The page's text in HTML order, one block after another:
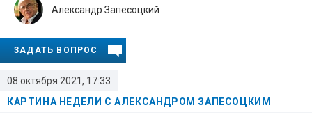
08 октября 2021, 17:33
КАРТИНА НЕДЕЛИ С АЛЕКСАНДРОМ ЗАПЕСОЦКИМ
Александр Запесоцкий
ЗАДАТЬ ВОПРОС